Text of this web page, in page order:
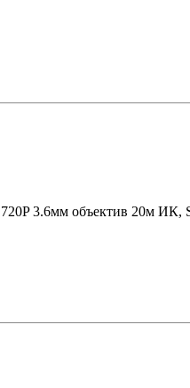
3.6мм объектив 20м